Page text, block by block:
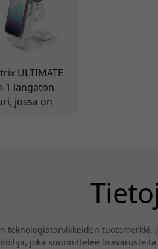
ULTIMATE
1 langaton
jossa on
teknologiatarvikkeiden
joka suunnittelee